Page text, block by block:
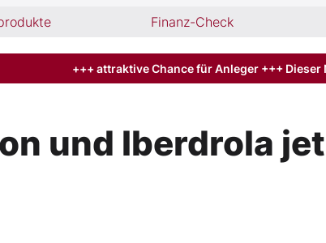
Finanz-Check
+++ attraktive Chance für Anleger +++
und Iberdrola